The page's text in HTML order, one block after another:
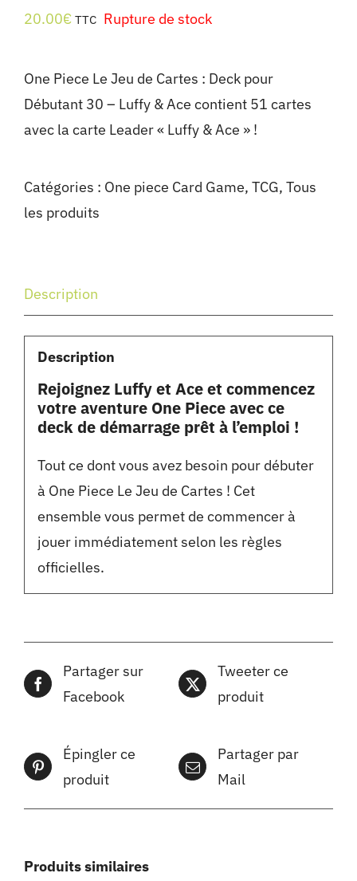
20.00€ TTC Rupture de stock
One Piece Le Jeu de Cartes : Deck pour
Débutant 30 – Luffy & Ace contient 51 cartes
avec la carte Leader « Luffy & Ace » !
Catégories : One piece Card Game, TCG, Tous
les produits
Description
Description
Rejoignez Luffy et Ace et commencez
votre aventure One Piece avec ce
deck de démarrage prêt à l’emploi !
Tout ce dont vous avez besoin pour débuter
à One Piece Le Jeu de Cartes ! Cet
ensemble vous permet de commencer à
jouer immédiatement selon les règles
officielles.
Partager sur
Facebook
Tweeter ce
produit
Épingler ce
produit
Partager par
Mail
Produits similaires